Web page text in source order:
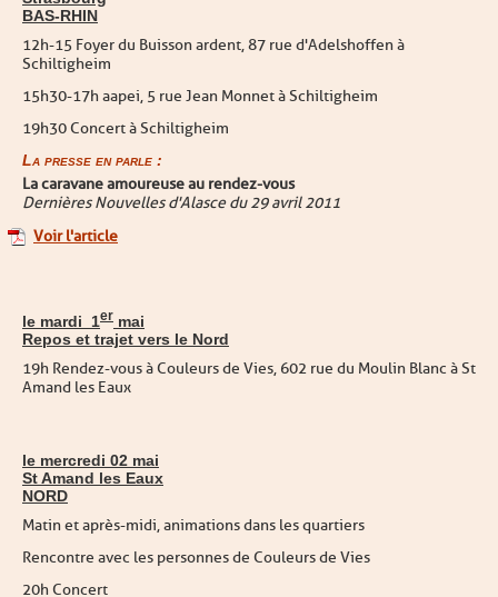
BAS-RHIN
12h-15 Foyer du Buisson ardent, 87 rue d'Adelshoffen à
Schiltigheim
15h30-17h aapei, 5 rue Jean Monnet à Schiltigheim
19h30 Concert à Schiltigheim
La presse en parle :
La caravane amoureuse au rendez-vous
Dernières Nouvelles d'Alasce du 29 avril 2011
Voir l'article
le mardi 1er mai
Repos et trajet vers le Nord
19h Rendez-vous à Couleurs de Vies, 602 rue du Moulin Blanc à St
Amand les Eaux
le mercredi 02 mai
St Amand les Eaux
NORD
Matin et après-midi, animations dans les quartiers
Rencontre avec les personnes de Couleurs de Vies
20h Concert